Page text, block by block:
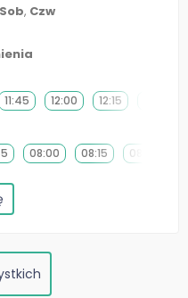
Sob, Czw
11:45 12:00 12:15
08:00 08:15 08:30